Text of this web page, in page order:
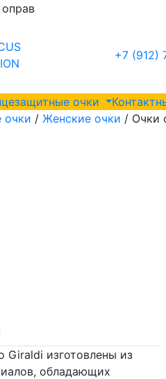
+7 (912)
очки
очки / Женские очки / Очки
Giraldi изготовлены из
обладающих